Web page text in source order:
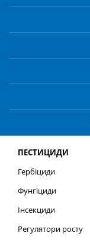
ПЕСТИЦИДИ
Гербіциди
Фунгіциди
Інсекциди
Регулятори росту